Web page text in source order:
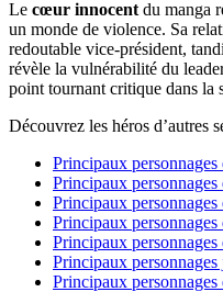
Le cœur innocent du manga
un monde de violence. Sa
redoutable vice-président,
révèle la vulnérabilité du
point tournant critique dans la
Découvrez les héros d’autres
Principaux
Principaux
Principaux personnages
Principaux
Principaux personnages
Principaux personnages
Principaux personnages